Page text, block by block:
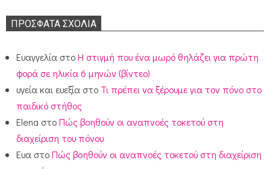
ΠΡΌΣΦΑΤΑ ΣΧΌΛΙΑ
Ευαγγελία στοΗ στιγμή που ένα μωρό θηλάζει για πρώτη
φορά σε ηλικία 6 μηνών (βίντεο)
υγεία και ευεξία στο Τι πρέπει να ξέρουμε για τον πόνο στο
παιδικό στήθος
Elena στοΠώς βοηθούν οι αναπνοές τοκετού στη
διαχείριση του πόνου
Ευα στοΠώς βοηθούν οι αναπνοές τοκετού στη διαχείριση